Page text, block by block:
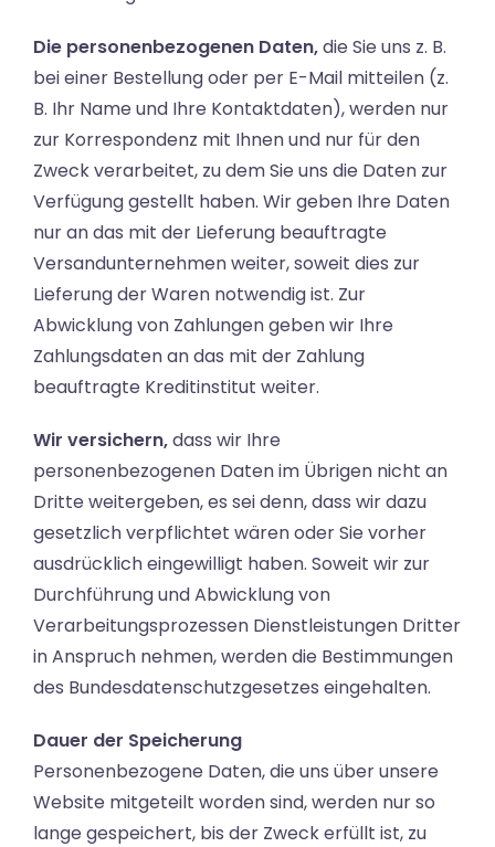
Die personenbezogenen Daten,die Sie uns z. B.
bei einer Bestellung oder per E-Mail mitteilen (z.
B. Ihr Name und Ihre Kontaktdaten), werden nur
zur Korrespondenz mit Ihnen und nur für den
Zweck verarbeitet, zu dem Sie uns die Daten zur
Verfügung gestellt haben. Wir geben Ihre Daten
nur an das mit der Lieferung beauftragte
Versandunternehmen weiter, soweit dies zur
Lieferung der Waren notwendig ist. Zur
Abwicklung von Zahlungen geben wir Ihre
Zahlungsdaten an das mit der Zahlung
beauftragte Kreditinstitut weiter.
Wir versichern,dass wir Ihre
personenbezogenen Daten im Übrigen nicht an
Dritte weitergeben, es sei denn, dass wir dazu
gesetzlich verpflichtet wären oder Sie vorher
ausdrücklich eingewilligt haben. Soweit wir zur
Durchführung und Abwicklung von
Verarbeitungsprozessen Dienstleistungen Dritter
in Anspruch nehmen, werden die Bestimmungen
des Bundesdatenschutzgesetzes eingehalten.
Dauer der Speicherung
Personenbezogene Daten, die uns über unsere
Website mitgeteilt worden sind, werden nur so
lange gespeichert, bis der Zweck erfüllt ist, zu